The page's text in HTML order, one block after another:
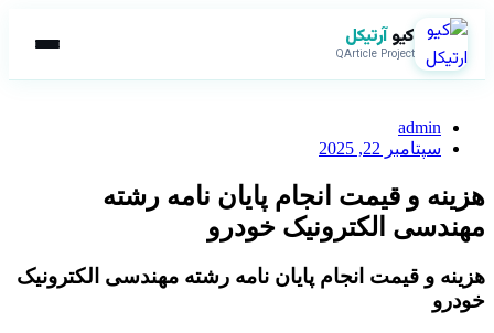
کیوآرتیکل
QArticle Project
admin
سپتامبر 22, 2025
هزینه و قیمت انجام پایان نامه رشته
مهندسی الکترونیک خودرو
هزینه و قیمت انجام پایان نامه رشته مهندسی الکترونیک
خودرو